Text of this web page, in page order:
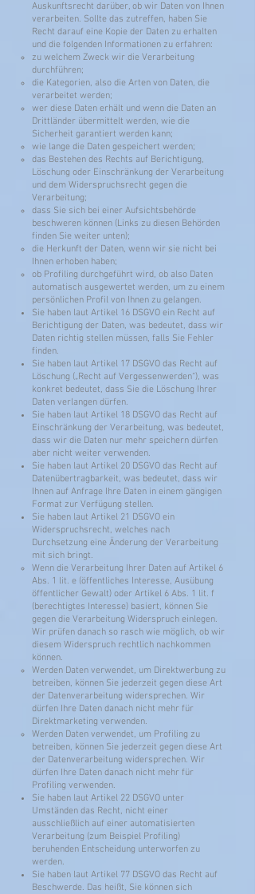
Auskunftsrecht darüber, ob wir Daten von Ihnen
verarbeiten. Sollte das zutreffen, haben Sie
Recht darauf eine Kopie der Daten zu erhalten
und die folgenden Informationen zu erfahren:
zu welchem Zweck wir die Verarbeitung
durchführen;
die Kategorien, also die Arten von Daten, die
verarbeitet werden;
wer diese Daten erhält und wenn die Daten an
Drittländer übermittelt werden, wie die
Sicherheit garantiert werden kann;
wie lange die Daten gespeichert werden;
das Bestehen des Rechts auf Berichtigung,
Löschung oder Einschränkung der Verarbeitung
und dem Widerspruchsrecht gegen die
Verarbeitung;
dass Sie sich bei einer Aufsichtsbehörde
beschweren können (Links zu diesen Behörden
finden Sie weiter unten);
die Herkunft der Daten, wenn wir sie nicht bei
Ihnen erhoben haben;
ob Profiling durchgeführt wird, ob also Daten
automatisch ausgewertet werden, um zu einem
persönlichen Profil von Ihnen zu gelangen.
Sie haben laut Artikel 16 DSGVO ein Recht auf
Berichtigung der Daten, was bedeutet, dass wir
Daten richtig stellen müssen, falls Sie Fehler
finden.
Sie haben laut Artikel 17 DSGVO das Recht auf
Löschung („Recht auf Vergessenwerden“), was
konkret bedeutet, dass Sie die Löschung Ihrer
Daten verlangen dürfen.
Sie haben laut Artikel 18 DSGVO das Recht auf
Einschränkung der Verarbeitung, was bedeutet,
dass wir die Daten nur mehr speichern dürfen
aber nicht weiter verwenden.
Sie haben laut Artikel 20 DSGVO das Recht auf
Datenübertragbarkeit, was bedeutet, dass wir
Ihnen auf Anfrage Ihre Daten in einem gängigen
Format zur Verfügung stellen.
Sie haben laut Artikel 21 DSGVO ein
Widerspruchsrecht, welches nach
Durchsetzung eine Änderung der Verarbeitung
mit sich bringt.
Wenn die Verarbeitung Ihrer Daten auf Artikel 6
Abs. 1 lit. e (öffentliches Interesse, Ausübung
öffentlicher Gewalt) oder Artikel 6 Abs. 1 lit. f
(berechtigtes Interesse) basiert, können Sie
gegen die Verarbeitung Widerspruch einlegen.
Wir prüfen danach so rasch wie möglich, ob wir
diesem Widerspruch rechtlich nachkommen
können.
Werden Daten verwendet, um Direktwerbung zu
betreiben, können Sie jederzeit gegen diese Art
der Datenverarbeitung widersprechen. Wir
dürfen Ihre Daten danach nicht mehr für
Direktmarketing verwenden.
Werden Daten verwendet, um Profiling zu
betreiben, können Sie jederzeit gegen diese Art
der Datenverarbeitung widersprechen. Wir
dürfen Ihre Daten danach nicht mehr für
Profiling verwenden.
Sie haben laut Artikel 22 DSGVO unter
Umständen das Recht, nicht einer
ausschließlich auf einer automatisierten
Verarbeitung (zum Beispiel Profiling)
beruhenden Entscheidung unterworfen zu
werden.
Sie haben laut Artikel 77 DSGVO das Recht auf
Beschwerde. Das heißt, Sie können sich